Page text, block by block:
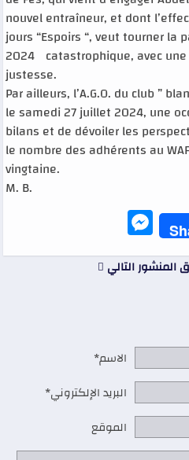
nouvel entraîneur, et dont
jours “Espoirs “, veut tourner la
2024 catastrophique, avec
justesse.
Par ailleurs, l’A.G.O. du club ”
le samedi 27 juillet 2024, une
bilans et de dévoiler les
le nombre des adhérents au
vingtaine.
M. B.
المنشور التالي
الاسم*
البريد الإلكتروني*
الموقع